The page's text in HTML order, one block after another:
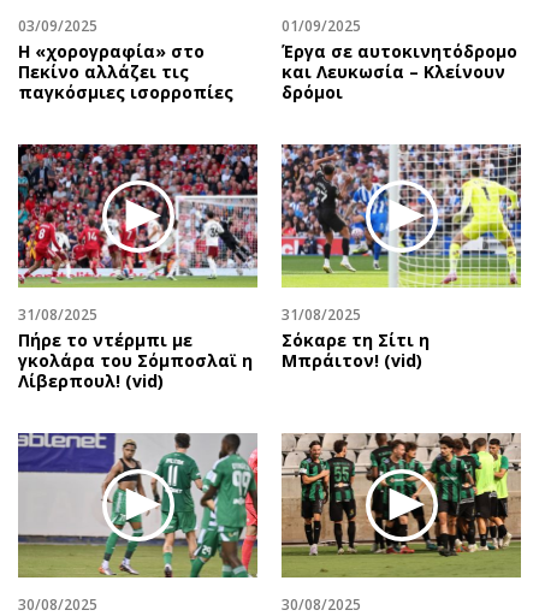
03/09/2025
Η «χορογραφία» στο
Πεκίνο αλλάζει τις
παγκόσμιες ισορροπίες
01/09/2025
Έργα σε αυτοκινητόδρομο
και Λευκωσία – Κλείνουν
δρόμοι
31/08/2025
Πήρε το ντέρμπι με
γκολάρα του Σόμποσλαϊ η
Λίβερπουλ! (vid)
31/08/2025
Σόκαρε τη Σίτι η
Μπράιτον! (vid)
30/08/2025 30/08/2025